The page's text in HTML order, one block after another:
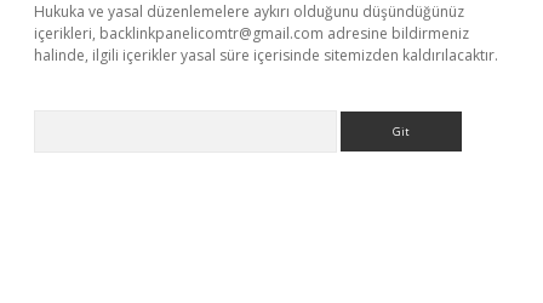
Hukuka ve yasal düzenlemelere aykırı olduğunu düşündüğünüz
içerikleri, backlinkpanelicomtr@gmail.com adresine bildirmeniz
halinde, ilgili içerikler yasal süre içerisinde sitemizden kaldırılacaktır.